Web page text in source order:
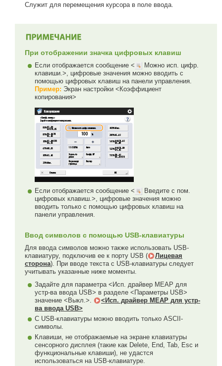
Служит для перемещения курсора в поле ввода.
При отображении значка цифровых клавиш
Если отображается сообщение <
Можно исп. цифр.
клавиши.>, цифровые значения можно вводить с
помощью цифровых клавиш на панели управления.
Пример: Экран настройки <Коэффициент
копирования>
Если отображается сообщение <
Введите с пом.
цифровых клавиш.>, цифровые значения можно
вводить только с помощью цифровых клавиш на
панели управления.
Ввод символов с помощью USB-клавиатуры
Для ввода символов можно также использовать USB-
клавиатуру, подключив ее к порту USB (
Лицевая
сторона). При вводе текста с USB-клавиатуры следует
учитывать указанные ниже моменты.
Задайте для параметра <Исп. драйвер MEAP для
устр-ва ввода USB> в разделе <Параметры USB>
значение <Выкл.>.
<Исп. драйвер MEAP для устр-
ва ввода USB>
С USB-клавиатуры можно вводить только ASCII-
символы.
Клавиши, не отображаемые на экране клавиатуры
сенсорного дисплея (такие как Delete, End, Tab, Esc и
функциональные клавиши), не удастся
использоваться на USB-клавиатуре.